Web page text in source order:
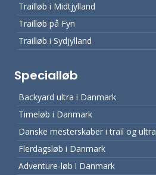
Trailløb i Midtjylland
Trailløb på Fyn
Trailløb i Sydjylland
Specialløb
Backyard ultra i Danmark
Timeløb i Danmark
Danske mesterskaber i trail og ultra
Flerdagsløb i Danmark
Adventure-løb i Danmark